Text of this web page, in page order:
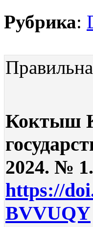
Рубрика:
Коктыш
2024. №
https://
BVVUQY